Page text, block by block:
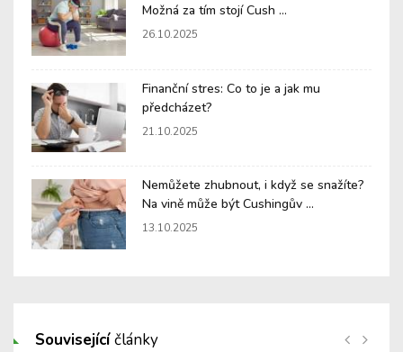
Možná za tím stojí Cush ...
26.10.2025
Finanční stres: Co to je a jak mu
předcházet?
21.10.2025
Nemůžete zhubnout, i když se snažíte?
Na vině může být Cushingův ...
13.10.2025
Souvisejícíčlánky